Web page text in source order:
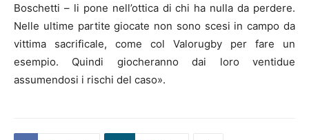
Boschetti – li pone nell’ottica di chi ha nulla da perdere.
Nelle ultime partite giocate non sono scesi in campo da
vittima sacrificale, come col Valorugby per fare un
esempio. Quindi giocheranno dai loro ventidue
assumendosi i rischi del caso».